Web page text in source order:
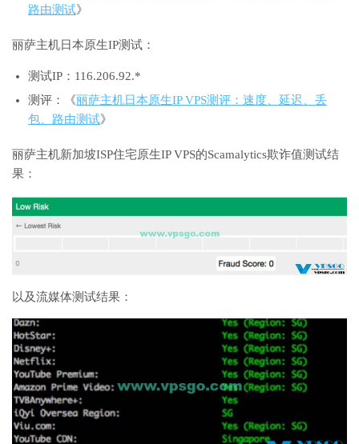
路由测试》
丽萨主机日本原生IP测试：
测试IP：116.206.92.*
测评：《丽萨主机日本原生IP VPS测评：速度、延迟、丢
包、路由测试》
丽萨主机新加坡ISP住宅原生IP VPS的Scamalytics欺诈值测试结
果：
以及流媒体测试结果：